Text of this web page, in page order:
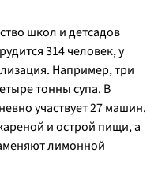
школ и детсадов
314 человек, у
Например, три
тонны супа. В
участвует 27 машин.
и острой пищи, а
лимонной